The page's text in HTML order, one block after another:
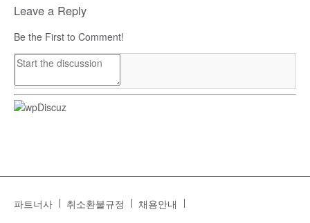
Leave a Reply
Be the First to Comment!
파트너사 취소환불규정 채용안내